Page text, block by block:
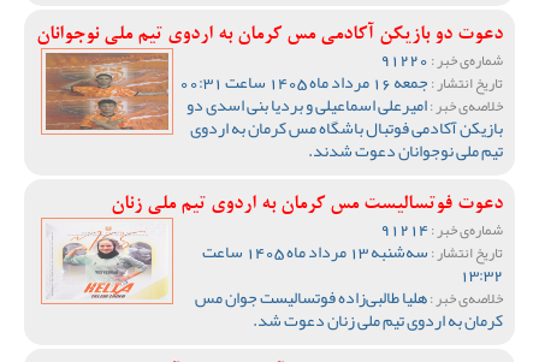
دعوت دو بازیکن آکادمی مس کرمان به اردوی تیم ملی نوجوانان
شماره‌ی خبر :
تاریخ انتشار :جمعه 16 مرداد ماه 1405 ساعت 00:31
خلاصه‌ی خبر :امیرعلی اسماعیلی و بردیا بنی اسدی دو
بازیکن آکادمی فوتبال باشگاه مس کرمان به اردوی
تیم ملی نوجوانان دعوت شدند.
دعوت فوتسالیست مس کرمان به اردوی تیم ملی زنان
شماره‌ی خبر :
تاریخ انتشار : سه‌شنبه 13 مرداد ماه 1405 ساعت
13:32
خلاصه‌ی خبر :هلیا طالبی‌زاده فوتسالیست جوان مس
کرمان به اردوی تیم ملی زنان دعوت شد.